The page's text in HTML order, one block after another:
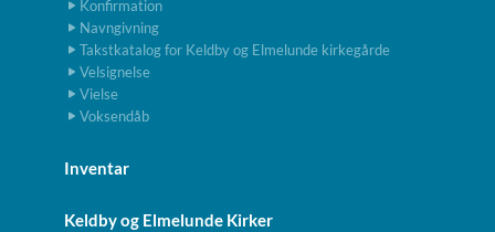
Konfirmation
Navngivning
Takstkatalog for Keldby og Elmelunde kirkegårde
Velsignelse
Vielse
Voksendåb
Inventar
Keldby og Elmelunde Kirker